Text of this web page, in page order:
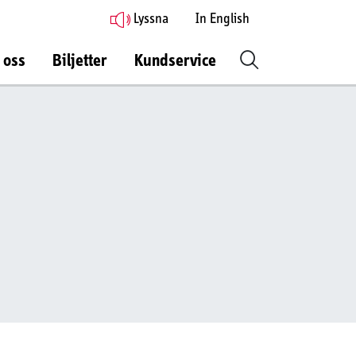
Lyssna In English
Biljetter Kundservice